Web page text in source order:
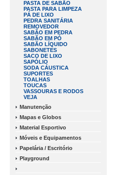
PASTA DE SABÃO
PASTA PARA LIMPEZA
PÁ DE LIXO
PEDRA SANITÁRIA
REMOVEDOR
SABÃO EM PEDRA
SABÃO EM PÓ
SABÃO LÍQUIDO
SABONETES
SACO DE LIXO
SAPÓLIO
SODA CÁUSTICA
SUPORTES
TOALHAS
TOUCAS
VASSOURAS E RODOS
VEJA
Manutenção
Mapas e Globos
Material Esportivo
Móveis e Equipamentos
Papelária / Escritório
Playground